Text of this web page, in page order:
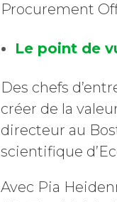
Procurement
Le point de
Des chefs
créer de la
directeur au
scientifique
Avec Pia